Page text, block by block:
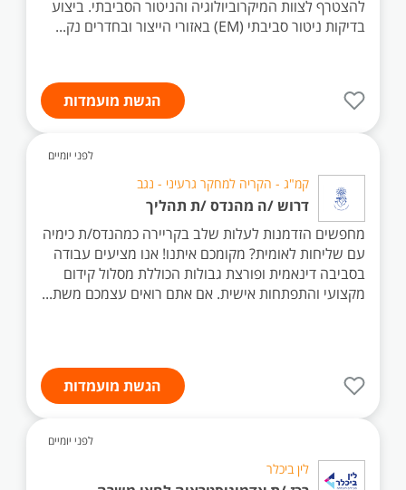
להצטרף לצוות המיקרוביולוגיה והניטור הסביבתי. ביצוע
בדיקות ניטור סביבתי (EM) באזורי הייצור ובחדרים נק...
הגשת מועמדות
לפני יומיים
קמ"ג - הקריה למחקר גרעיני - נגב
דרוש /ה מהנדס /ת תהליך
מחפשים הזדמנות לעלות שלב בקריירה כמהנדס/ת כימיה
עם שליחות לאומית? מקומכם איתנו! אנו מציעים עבודה
בסביבה דינאמית ופורצת גבולות הכוללת מסלול קידום
מקצועי והתפתחות אישית. אם אתם רואים עצמכם משת...
הגשת מועמדות
לפני יומיים
לין ביכלר